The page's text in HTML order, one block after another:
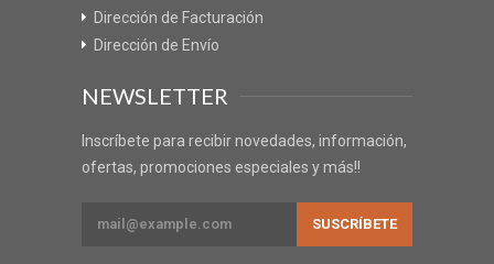
Dirección de Facturación
Dirección de Envío
NEWSLETTER
Inscríbete para recibir novedades, información,
ofertas, promociones especiales y más!!